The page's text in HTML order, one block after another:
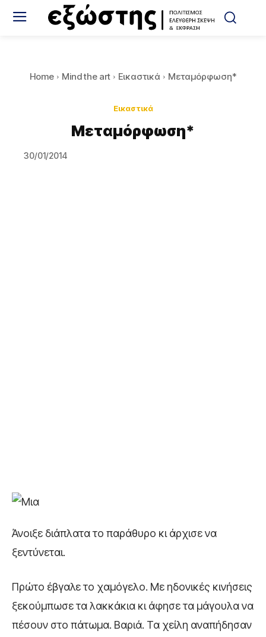
Home Mind the art Εικαστικά Μεταμόρφωση*
Εικαστικά
Μεταμόρφωση*
30/01/2014
Άνοιξε διάπλατα το παράθυρο κι άρχισε να
ξεντύνεται.
Πρώτο έβγαλε το χαμόγελο. Με ηδονικές κινήσεις
ξεκούμπωσε τα λακκάκια κι άφησε τα μάγουλα να
πέσουν στο πάτωμα. Βαριά. Τα χείλη αναπήδησαν